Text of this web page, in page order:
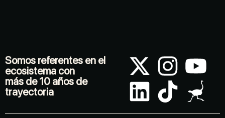
Somos referentes en el
ecosistema con
más de 10 años de
trayectoria